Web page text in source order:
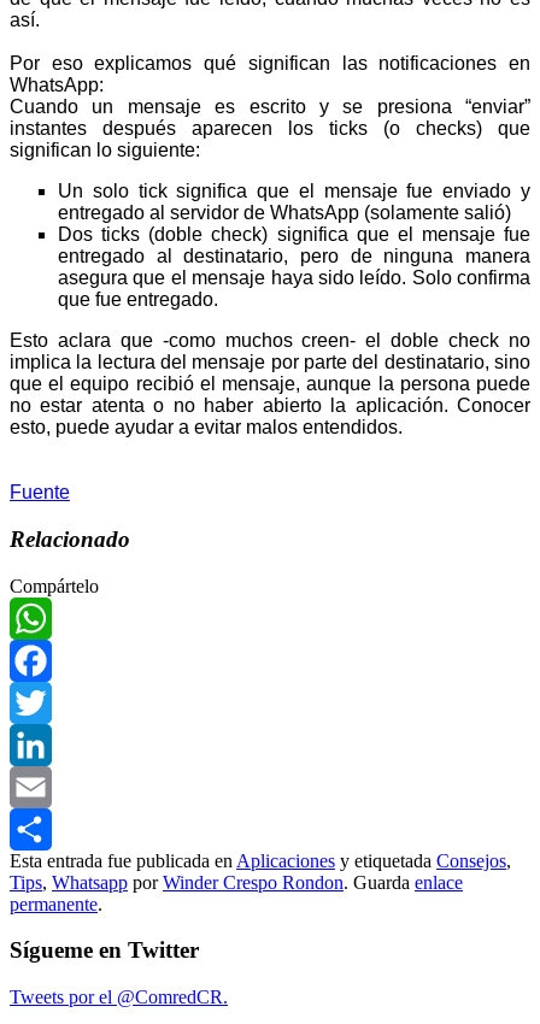
así.
Por eso explicamos qué significan las notificaciones en
WhatsApp:
Cuando un mensaje es escrito y se presiona “enviar”
instantes después aparecen los ticks (o checks) que
significan lo siguiente:
Un solo tick significa que el mensaje fue enviado y
entregado al servidor de WhatsApp (solamente salió)
Dos ticks (doble check) significa que el mensaje fue
entregado al destinatario, pero de ninguna manera
asegura que el mensaje haya sido leído. Solo confirma
que fue entregado.
Esto aclara que -como muchos creen- el doble check no
implica la lectura del mensaje por parte del destinatario, sino
que el equipo recibió el mensaje, aunque la persona puede
no estar atenta o no haber abierto la aplicación. Conocer
esto, puede ayudar a evitar malos entendidos.
Fuente
Relacionado
Compártelo
WhatsApp
Facebook
Twitter
LinkedIn
Email
Compartir
Esta entrada fue publicada en Aplicaciones y etiquetada Consejos,
Tips, Whatsapp porWinder Crespo Rondon. Guarda enlace
permanente.
Sígueme en Twitter
Tweets por el @ComredCR.